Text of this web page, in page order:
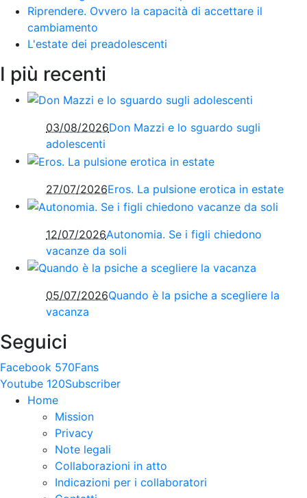
Riprendere. Ovvero la capacità di accettare il
cambiamento
L'estate dei preadolescenti
I più recenti
03/08/2026Don Mazzi e lo sguardo sugli
adolescenti
27/07/2026Eros. La pulsione erotica in estate
12/07/2026Autonomia. Se i figli chiedono
vacanze da soli
05/07/2026Quando è la psiche a scegliere la
vacanza
Seguici
Facebook 570Fans
Youtube 120Subscriber
Home
Mission
Privacy
Note legali
Collaborazioni in atto
Indicazioni per i collaboratori